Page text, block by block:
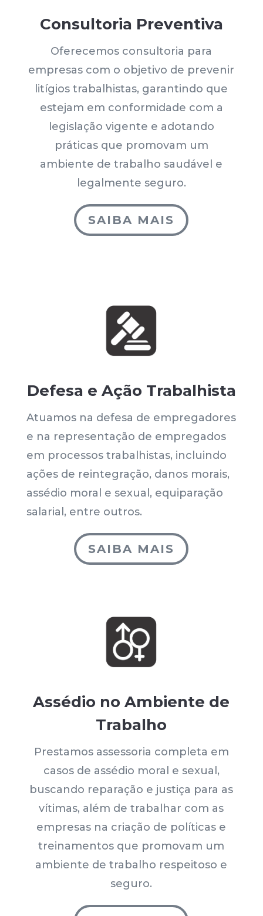
Consultoria Preventiva
Oferecemos consultoria para
empresas com o objetivo de prevenir
litígios trabalhistas, garantindo que
estejam em conformidade com a
legislação vigente e adotando
práticas que promovam um
ambiente de trabalho saudável e
legalmente seguro.
SAIBA MAIS
Defesa e Ação Trabalhista
Atuamos na defesa de empregadores
e na representação de empregados
em processos trabalhistas, incluindo
ações de reintegração, danos morais,
assédio moral e sexual, equiparação
salarial, entre outros.
SAIBA MAIS
Assédio no Ambiente de
Trabalho
Prestamos assessoria completa em
casos de assédio moral e sexual,
buscando reparação e justiça para as
vítimas, além de trabalhar com as
empresas na criação de políticas e
treinamentos que promovam um
ambiente de trabalho respeitoso e
seguro.